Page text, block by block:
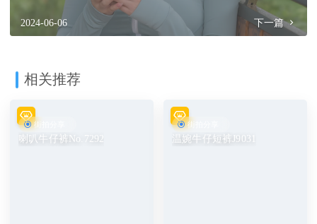
2024-06-06 下一篇
相关推荐
街拍分享
喇叭牛仔裤No.7292
街拍分享
温婉牛仔短裤J9031